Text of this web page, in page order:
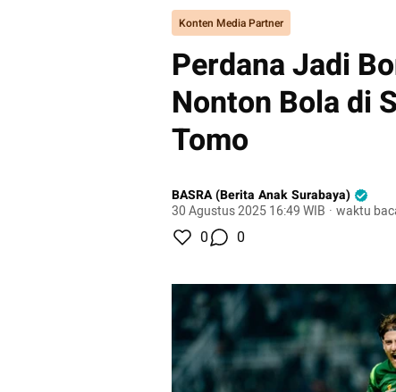
Konten Media Partner
Perdana Jadi
Nonton Bola di
Tomo
BASRA (Berita Anak Surabaya)
30 Agustus 2025 16:49 WIB · waktu
0 0